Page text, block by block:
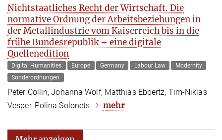
Nichtstaatliches Recht der Wirtschaft. Die
normative Ordnung der Arbeitsbeziehungen in
der Metallindustrie vom Kaiserreich bis in die
frühe Bundesrepublik – eine digitale
Quellenedition
Digital Humanities Europe Germany Labour Law
Modernity
Sonderordnungen
Peter Collin, Johanna Wolf, Matthias Ebbertz, Tim-Niklas
Vesper, Polina Solonets
mehr